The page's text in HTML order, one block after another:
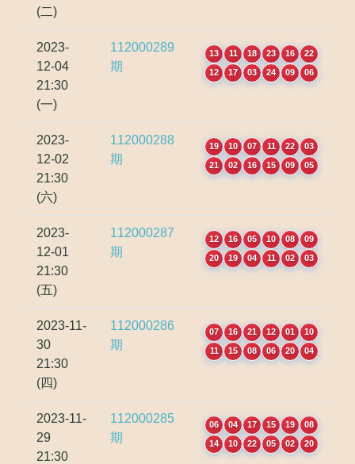
(二)
2023-
12-04
21:30
(一)
112000289
期
13 11 18 23 16
22
12
17 03 24 09 06
2023-
12-02
21:30
(六)
112000288
期
19 10 07 11 22
03
21
02 16 15 09 05
2023-
12-01
21:30
(五)
112000287
期
12 16 05 10 08
09
20
19 04 11 02 03
2023-11-
30
21:30
(四)
112000286
期
07 16 21 12 01
10
11
15 08 06 20 04
2023-11-
29
21:30
112000285
期
06 04 17 15 19
08
14
10 22 05 02 20